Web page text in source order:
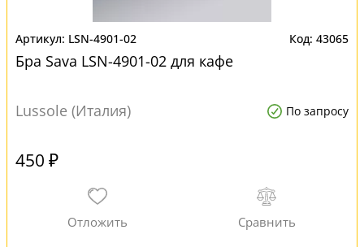
LSN-4901-02 43065
Бра Sava LSN-4901-02 для кафе
Lussole (Италия) По запросу
450 ₽